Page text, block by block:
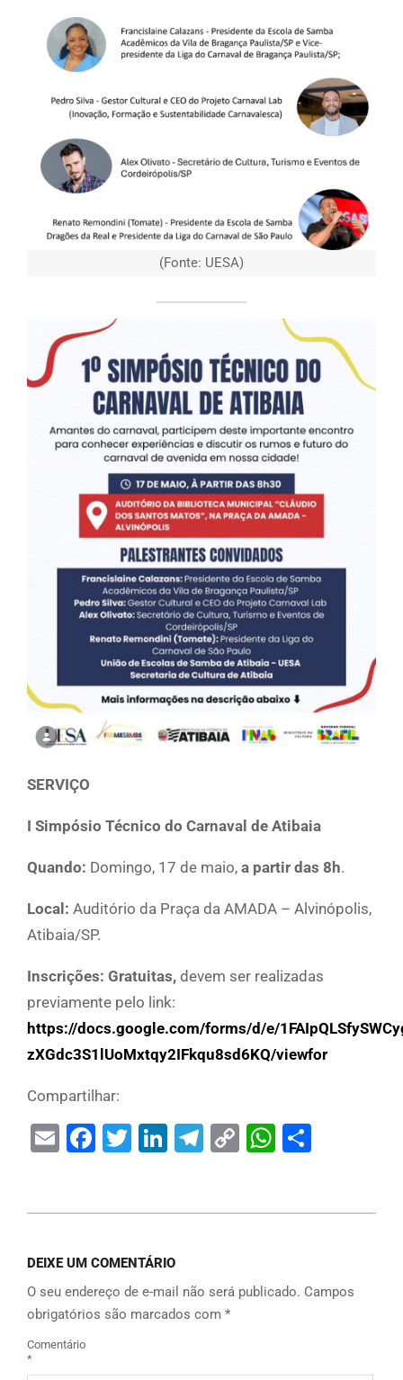
(Fonte: UESA)
SERVIÇO
I Simpósio Técnico do Carnaval de Atibaia
Quando: Domingo, 17 de maio, a partir das 8h.
Local: Auditório da Praça da AMADA – Alvinópolis,
Atibaia/SP.
Inscrições: Gratuitas, devem ser realizadas
previamente pelo link:
https://docs.google.com/forms/d/e/
zXGdc3S1lUoMxtqy2IFkqu8sd6KQ/viewfor
Compartilhar:
EmailFacebook
Twitter
LinkedIn
Telegram
Copy
DEIXE UM COMENTÁRIO
O seu endereço de e-mail não será publicado. Campos
obrigatórios são marcados com *
Comentário
*